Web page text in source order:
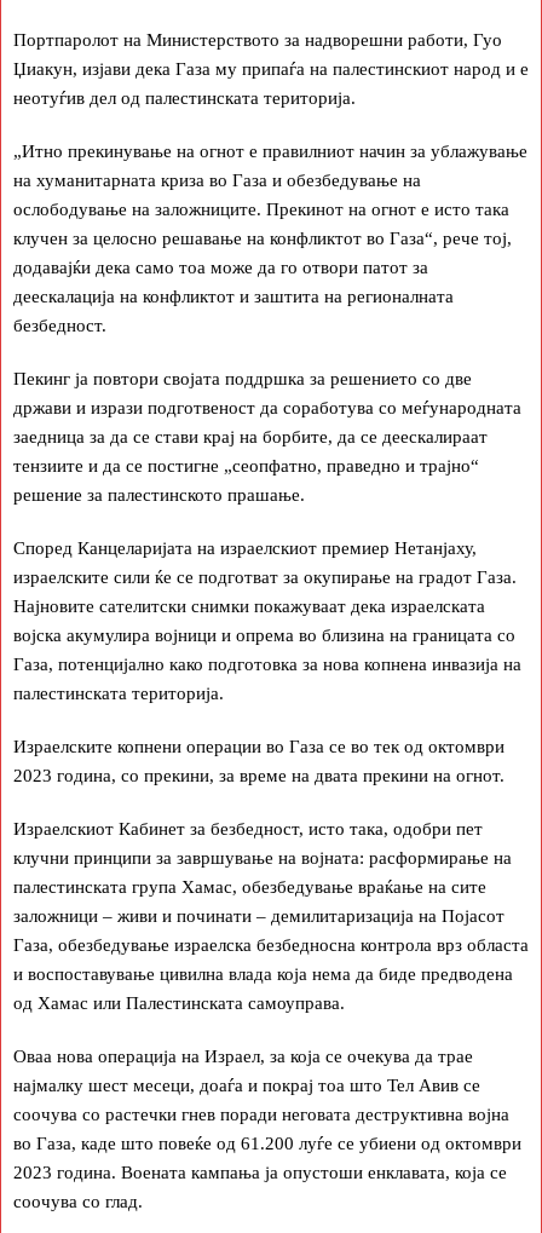
Портпаролот на Министерството за надворешни работи, Гуо
Џиакун, изјави дека Газа му припаѓа на палестинскиот народ и е
неотуѓив дел од палестинската територија.
„Итно прекинување на огнот е правилниот начин за ублажување
на хуманитарната криза во Газа и обезбедување на
ослободување на заложниците. Прекинот на огнот е исто така
клучен за целосно решавање на конфликтот во Газа“, рече тој,
додавајќи дека само тоа може да го отвори патот за
деескалација на конфликтот и заштита на регионалната
безбедност.
Пекинг ја повтори својата поддршка за решението со две
држави и изрази подготвеност да соработува со меѓународната
заедница за да се стави крај на борбите, да се деескалираат
тензиите и да се постигне „сеопфатно, праведно и трајно“
решение за палестинското прашање.
Според Канцеларијата на израелскиот премиер Нетанјаху,
израелските сили ќе се подготват за окупирање на градот Газа.
Најновите сателитски снимки покажуваат дека израелската
војска акумулира војници и опрема во близина на границата со
Газа, потенцијално како подготовка за нова копнена инвазија на
палестинската територија.
Израелските копнени операции во Газа се во тек од октомври
2023 година, со прекини, за време на двата прекини на огнот.
Израелскиот Кабинет за безбедност, исто така, одобри пет
клучни принципи за завршување на војната: расформирање на
палестинската група Хамас, обезбедување враќање на сите
заложници – живи и починати – демилитаризација на Појасот
Газа, обезбедување израелска безбедносна контрола врз областа
и воспоставување цивилна влада која нема да биде предводена
од Хамас или Палестинската самоуправа.
Оваа нова операција на Израел, за која се очекува да трае
најмалку шест месеци, доаѓа и покрај тоа што Тел Авив се
соочува со растечки гнев поради неговата деструктивна војна
во Газа, каде што повеќе од 61.200 луѓе се убиени од октомври
2023 година. Воената кампања ја опустоши енклавата, која се
соочува со глад.